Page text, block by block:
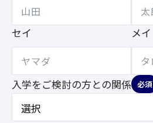
セイ メイ
入学をご検討の方との関係 必須